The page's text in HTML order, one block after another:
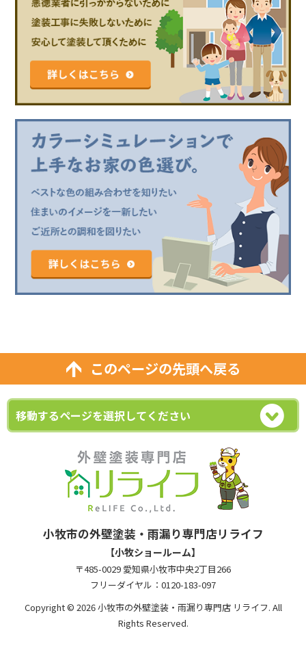
このページの先頭へ戻る
小牧市の外壁塗装・雨漏り専門店リライフ
【小牧ショールーム】
〒485-0029 愛知県小牧市中央2丁目266
フリーダイヤル：0120-183-097
Copyright © 2026 小牧市の外壁塗装・雨漏り専門店 リライフ. All
Rights Reserved.